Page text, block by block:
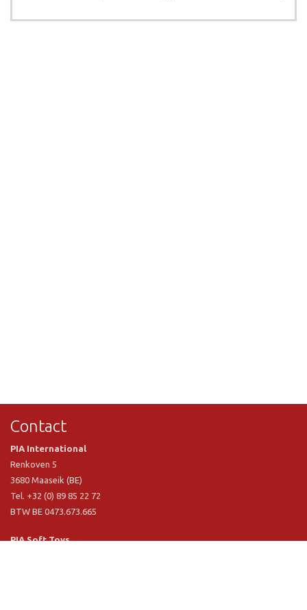
Contact
PIA International
Renkoven 5
3680 Maaseik (BE)
Tel. +32 (0) 89 85 22 72
BTW BE 0473.673.665
PIA Soft Toys